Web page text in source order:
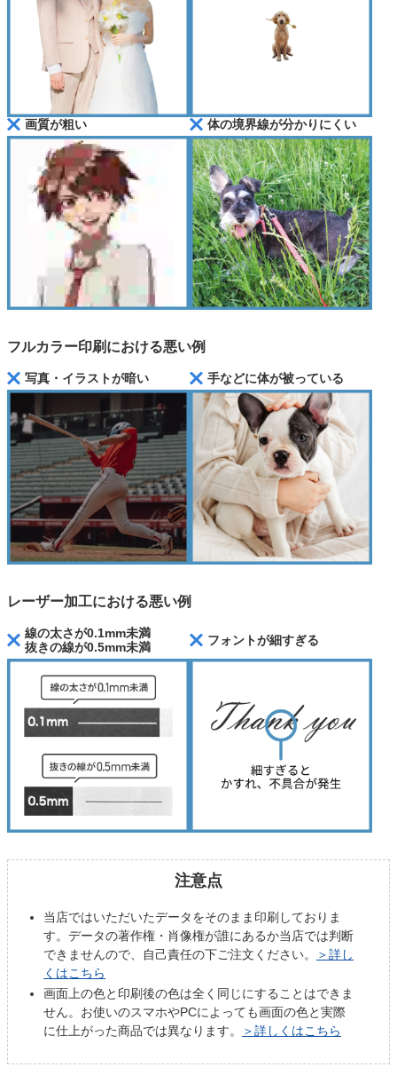
画質が粗い 体の境界線が分かりにくい
フルカラー印刷における悪い例
写真・イラストが暗い 手などに体が被っている
レーザー加工における悪い例
線の太さが0.1mm未満
抜きの線が0.5mm未満
フォントが細すぎる
注意点
当店ではいただいたデータをそのまま印刷しておりま
す。データの著作権・肖像権が誰にあるか当店では判断
できませんので、自己責任の下ご注文ください。
＞詳し
くはこちら
画面上の色と印刷後の色は全く同じにすることはできま
せん。お使いのスマホやPCによっても画面の色と実際
に仕上がった商品では異なります。
＞詳しくはこちら